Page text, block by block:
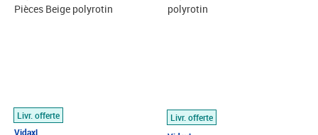
Livr. offerte
Vidaxl
Livr. offerte